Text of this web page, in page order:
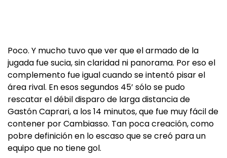
Poco. Y mucho tuvo que ver que el armado de la
jugada fue sucia, sin claridad ni panorama. Por eso el
complemento fue igual cuando se intentó pisar el
área rival. En esos segundos 45’ sólo se pudo
rescatar el débil disparo de larga distancia de
Gastón Caprari, a los 14 minutos, que fue muy fácil de
contener por Cambiasso. Tan poca creación, como
pobre definición en lo escaso que se creó para un
equipo que no tiene gol.